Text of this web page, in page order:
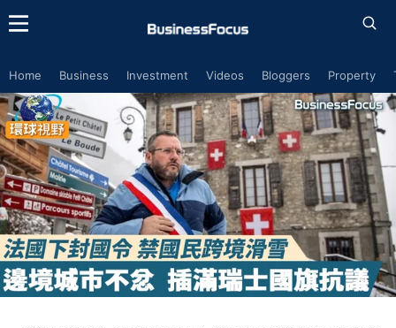
Home Business Investment Videos Bloggers Property